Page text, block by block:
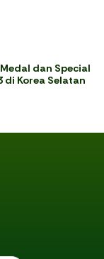
dan Special
di Korea Selatan